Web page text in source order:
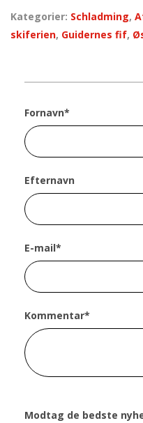
Kategorier: Schladming,
skiferien, Guidernes fif,
Fornavn*
Efternavn
E-mail*
Kommentar*
Modtag de bedste